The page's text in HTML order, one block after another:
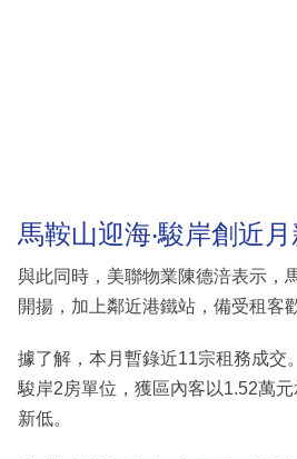
馬鞍山迎海‧駿岸創近
與此同時，美聯物業陳德涪表示，
開揚，加上鄰近港鐵站，備受租客
據了解，本月暫錄近11宗租務成交
駿岸2房單位，獲區內客以1.52萬
新低。